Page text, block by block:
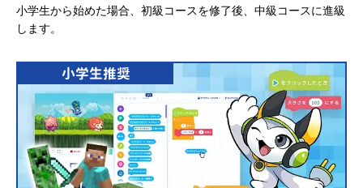
小学生から始めた場合、初級コースを修了後、中級コースに進級
します。
小学生推奨